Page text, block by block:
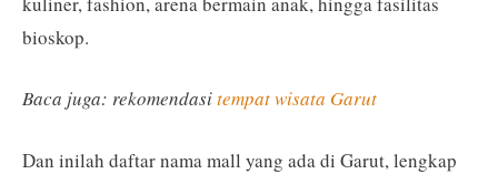
bioskop.
Baca juga: rekomendasitempat wisata Garut
Dan inilah daftar nama mall yang ada di Garut, lengkap